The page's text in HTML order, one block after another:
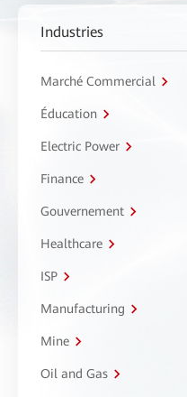
Industries
Marché Commercial
Éducation
Electric Power
Finance
Gouvernement
Healthcare
ISP
Manufacturing
Mine
Oil and Gas